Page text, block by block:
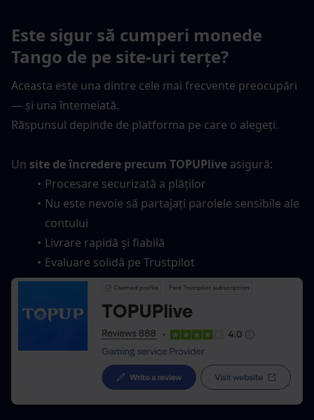
Este sigur să cumperi monede
Tango de pe site-uri terțe?
Aceasta este una dintre cele mai frecvente preocupări
— și una întemeiată.
Răspunsul depinde de platforma pe care o alegeți.
Un site de încredere precum TOPUPlive asigură:
Procesare securizată a plăților
Nu este nevoie să partajați parolele sensibile ale
contului
Livrare rapidă și fiabilă
Evaluare solidă pe Trustpilot